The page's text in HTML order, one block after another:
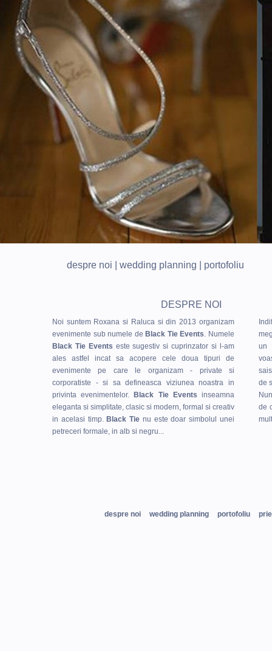
despre noi wedding planning portofoliu
DESPRE NOI
Noi suntem Roxana si Raluca si din 2013 organizam
evenimente sub numele de Black Tie Events. Numele
Black Tie Events este sugestiv si cuprinzator si l-am
ales astfel incat sa acopere cele doua tipuri de
evenimente pe care le organizam - private si
corporatiste - si sa defineasca viziunea noastra in
privinta evenimentelor.
Black Tie Events inseamna
eleganta si simplitate, clasic si modern, formal si creativ
in acelasi timp. Black Tie nu este doar simbolul unei
petreceri formale, in alb si negru...
un
de
de
despre noi wedding planning portofoliu